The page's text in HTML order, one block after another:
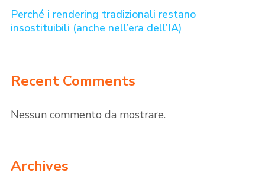
Perché i rendering tradizionali restano
insostituibili (anche nell’era dell’IA)
Recent Comments
Nessun commento da mostrare.
Archives